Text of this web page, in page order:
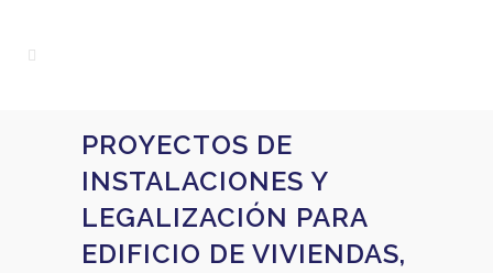
PROYECTOS DE
INSTALACIONES Y
LEGALIZACIÓN PARA
EDIFICIO DE VIVIENDAS,